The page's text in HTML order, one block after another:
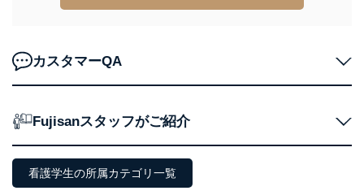
用・提供・管理いたします。
代表取締役会長 西野 伸一郎
田 嘉也
２．利用目的
カスタマーQA
Fujisanスタッフがご紹介
看護学生の所属カテゴリ一覧